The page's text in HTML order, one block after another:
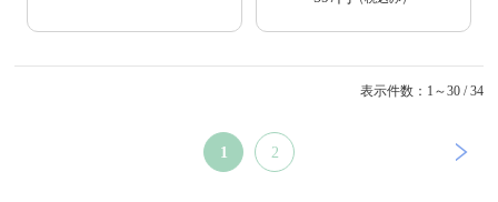
表示件数：1～30 / 34
1 2